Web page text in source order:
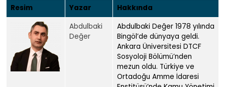
Resim Yazar
Hakkında
Abdulbaki
Değer
Abdulbaki Değer 1978 yılında
Bingöl’de dünyaya geldi.
Ankara Üniversitesi DTCF
Sosyoloji Bölümü’nden
mezun oldu. Türkiye ve
Ortadoğu Amme İdaresi